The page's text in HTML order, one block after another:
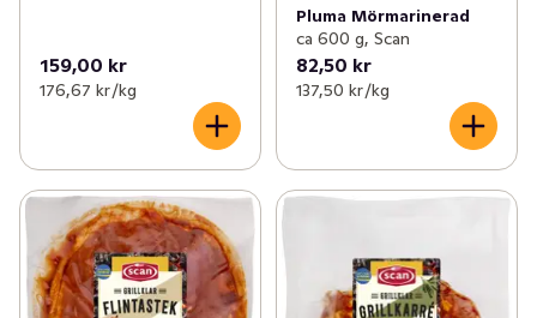
159,00 kr
176,67 kr /kg
Pluma Mörmarinerad
ca 600 g, Scan
82,50 kr
137,50 kr /kg